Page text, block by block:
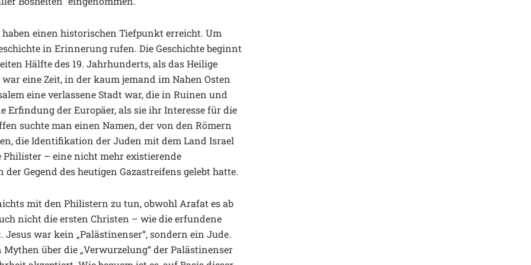
einen historischen Tiefpunkt erreicht. Um
in Erinnerung rufen. Die Geschichte beginnt
Hälfte des 19. Jahrhunderts, als das Heilige
eine Zeit, in der kaum jemand im Nahen Osten
eine verlassene Stadt war, die in Ruinen und
Erfindung der Europäer, als sie ihr Interesse für die
suchte man einen Namen, der von den Römern
die Identifikation der Juden mit dem Land Israel
Philister – eine nicht mehr existierende
Gegend des heutigen Gazastreifens gelebt hatte.
mit den Philistern zu tun, obwohl Arafat es ab
nicht die ersten Christen – wie die erfundene
war kein „Palästinenser“, sondern ein Jude.
über die „Verwurzelung“ der Palästinenser